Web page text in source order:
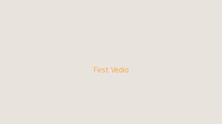
First Vedio